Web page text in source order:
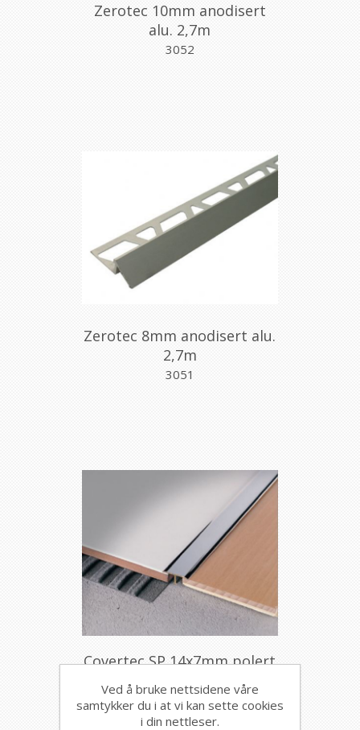
Zerotec 10mm anodisert
alu. 2,7m
3052
Zerotec 8mm anodisert alu.
2,7m
3051
Covertec SP 14x7mm polert
rustfritt stål 2,7m
3099
Ved å bruke nettsidene våre
samtykker du i at vi kan sette cookies
i din nettleser.